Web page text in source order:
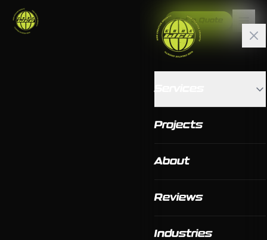
Get a Quote
Projects
About
Reviews
Industries